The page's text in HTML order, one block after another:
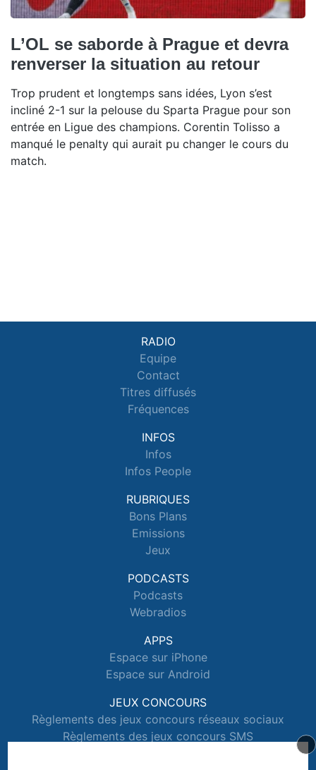
L’OL se saborde à Prague et devra
renverser la situation au retour
Trop prudent et longtemps sans idées, Lyon s’est
incliné 2-1 sur la pelouse du Sparta Prague pour son
entrée en Ligue des champions. Corentin Tolisso a
manqué le penalty qui aurait pu changer le cours du
match.
RADIO
Equipe
Contact
Titres diffusés
Fréquences
INFOS
Infos
Infos People
RUBRIQUES
Bons Plans
Emissions
Jeux
PODCASTS
Podcasts
Webradios
APPS
Espace sur iPhone
Espace sur Android
JEUX CONCOURS
Règlements des jeux concours réseaux sociaux
Règlements des jeux concours SMS